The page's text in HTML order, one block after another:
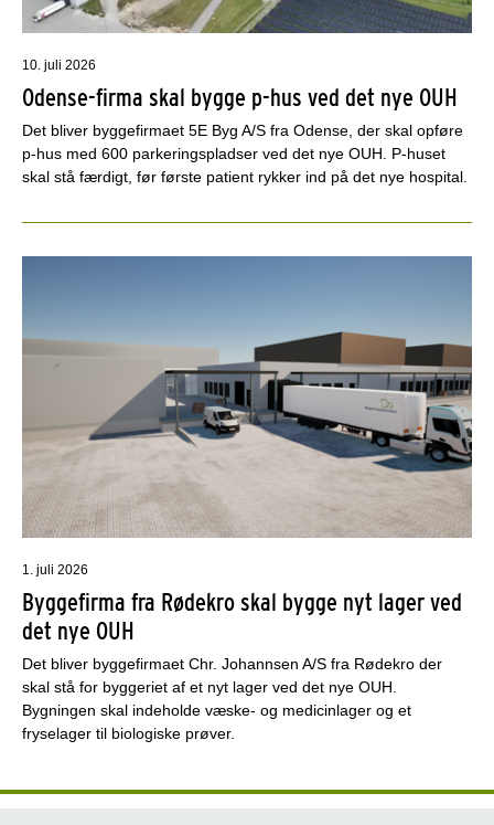
10. juli 2026
Odense-firma skal bygge p-hus ved det nye OUH
Det bliver byggefirmaet 5E Byg A/S fra Odense, der skal opføre
p-hus med 600 parkeringspladser ved det nye OUH. P-huset
skal stå færdigt, før første patient rykker ind på det nye hospital.
1. juli 2026
Byggefirma fra Rødekro skal bygge nyt lager ved
det nye OUH
Det bliver byggefirmaet Chr. Johannsen A/S fra Rødekro der
skal stå for byggeriet af et nyt lager ved det nye OUH.
Bygningen skal indeholde væske- og medicinlager og et
fryselager til biologiske prøver.